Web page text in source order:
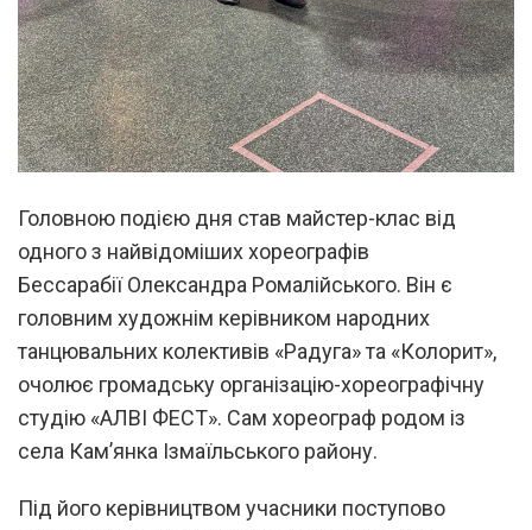
Головною подією дня став майстер-клас від
одного з найвідоміших хореографів
Бессарабії Олександра Ромалійського. Він є
головним художнім керівником народних
танцювальних колективів «Радуга» та «Колорит»,
очолює громадську організацію-хореографічну
студію «АЛВІ ФЕСТ». Сам хореограф родом із
села Кам’янка Ізмаїльського району.
Під його керівництвом учасники поступово